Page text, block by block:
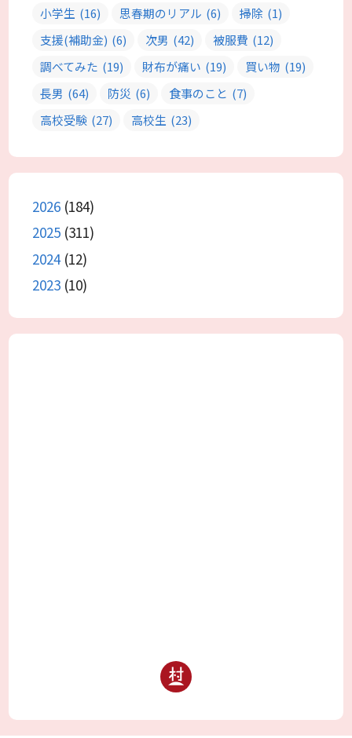
小学生 (16) 思春期のリアル (6) 掃除 (1)
支援(補助金) (6) 次男 (42) 被服費 (12)
調べてみた (19) 財布が痛い (19) 買い物 (19)
長男 (64) 防災 (6) 食事のこと (7)
高校受験 (27) 高校生 (23)
2026 (184)
2025 (311)
2024(12)
2023 (10)